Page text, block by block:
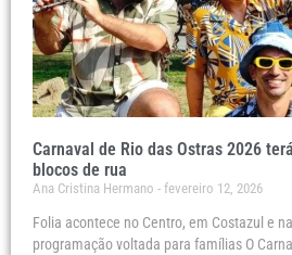
Carnaval de Rio das Ostras 2026
blocos de rua
Ana Cristina Hermano fevereiro 12, 2026
Folia acontece no Centro, em Costazul e
programação voltada para famílias O